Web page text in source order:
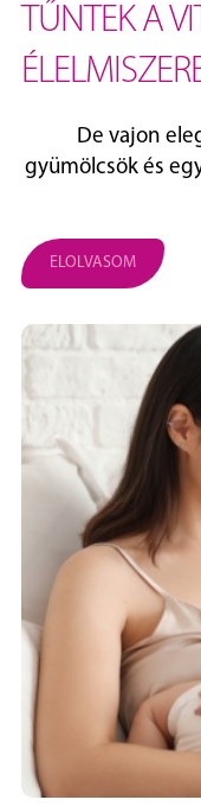
TŰNTEK A
De vajon
gyümölcsök és
ELOLVASOM